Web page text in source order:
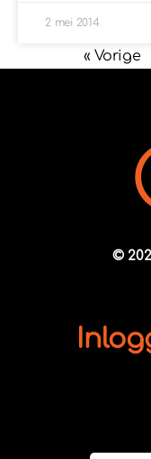
2 mei 2014
« Vorige
©